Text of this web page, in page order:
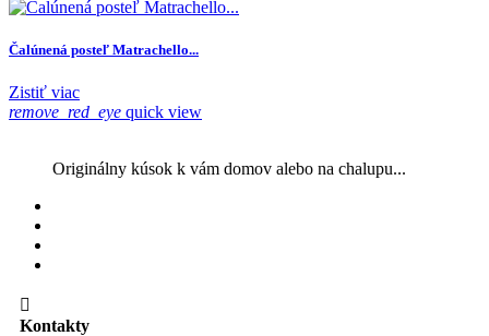
Čalúnená posteľ Matrachello...
Zistiť viac
remove_red_eye quick view
Originálny kúsok k vám domov alebo na chalupu...

Kontakty